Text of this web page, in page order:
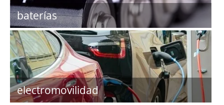
baterías
electromovilidad